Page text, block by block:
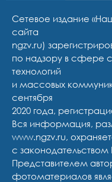
Сетевое издание
сайта
ngzv.ru)
по надзору в сфере
технологий
и массовых
сентября
2020 года,
Вся информация,
www.ngzv.ru,
с
Представителем
фотоматериалов